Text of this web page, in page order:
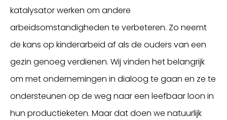
katalysator werken om andere
arbeidsomstandigheden te verbeteren. Zo neemt
de kans op kinderarbeid af als de ouders van een
gezin genoeg verdienen. Wij vinden het belangrijk
om met ondernemingen in dialoog te gaan en ze te
ondersteunen op de weg naar een leefbaar loon in
hun productieketen. Maar dat doen we natuurlijk